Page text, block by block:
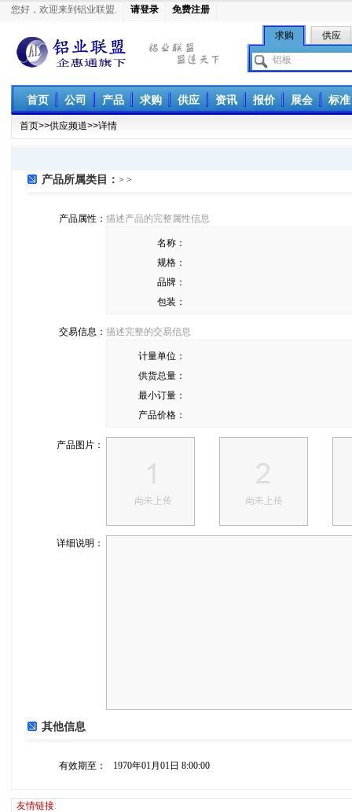
您好，欢迎来到铝业联盟. 请登录 免费注册
铝业联盟
求购 供应
首页 公司 产品 求购 供应 资讯 报价 展会 标准
首页>>供应频道>>详情
产品所属类目： > >
产品属性： 描述产品的完整属性信息
名称：
规格：
品牌：
包装：
交易信息： 描述完整的交易信息
计量单位：
供货总量：
最小订量：
产品价格：
产品图片：
详细说明：
其他信息
有效期至： 1970年01月01日 8:00:00
友情链接: